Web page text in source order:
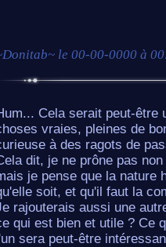
Donitab~ le 00-00-0000 à
Cela serait peut-être
vraies, pleines de
à des ragots de
dit, je ne prône pas
je pense que la nature
soit, et qu'il faut la
rajouterais aussi une
qui est bien et utile ? Ce
sera peut-être